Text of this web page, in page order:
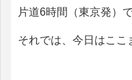
片道6時間（東京発）
それでは、今日はここ